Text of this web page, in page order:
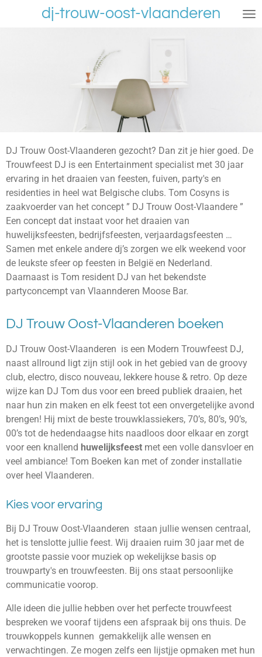
dj-trouw-oost-vlaanderen
DJ Trouw Oost-Vlaanderen gezocht? Dan zit je hier goed. De
Trouwfeest DJ is een Entertainment specialist met 30 jaar
ervaring in het draaien van feesten, fuiven, party's en
residenties in heel wat Belgische clubs. Tom Cosyns is
zaakvoerder van het concept ” DJ Trouw Oost-Vlaandere ”
Een concept dat instaat voor het draaien van
huwelijksfeesten, bedrijfsfeesten, verjaardagsfeesten …
Samen met enkele andere dj’s zorgen we elk weekend voor
de leukste sfeer op feesten in België en Nederland.
Daarnaast is Tom resident DJ van het bekendste
partyconcempt van Vlaannderen Moose Bar.
DJ Trouw Oost-Vlaanderen boeken
DJ Trouw Oost-Vlaanderen is een Modern Trouwfeest DJ,
naast allround ligt zijn stijl ook in het gebied van de groovy
club, electro, disco nouveau, lekkere house & retro. Op deze
wijze kan DJ Tom dus voor een breed publiek draaien, het
naar hun zin maken en elk feest tot een onvergetelijke avond
brengen! Hij mixt de beste trouwklassiekers, 70’s, 80’s, 90’s,
00’s tot de hedendaagse hits naadloos door elkaar en zorgt
voor een knallend huwelijksfeest met een volle dansvloer en
veel ambiance! Tom Boeken kan met of zonder installatie
over heel Vlaanderen.
Kies voor ervaring
Bij DJ Trouw Oost-Vlaanderen staan jullie wensen centraal,
het is tenslotte jullie feest. Wij draaien ruim 30 jaar met de
grootste passie voor muziek op wekelijkse basis op
trouwparty's en trouwfeesten. Bij ons staat persoonlijke
communicatie voorop.
Alle ideen die jullie hebben over het perfecte trouwfeest
bespreken we vooraf tijdens een afspraak bij ons thuis. De
trouwkoppels kunnen gemakkelijk alle wensen en
verwachtingen. Ze mogen zelfs een lijstjje opmaken met hun